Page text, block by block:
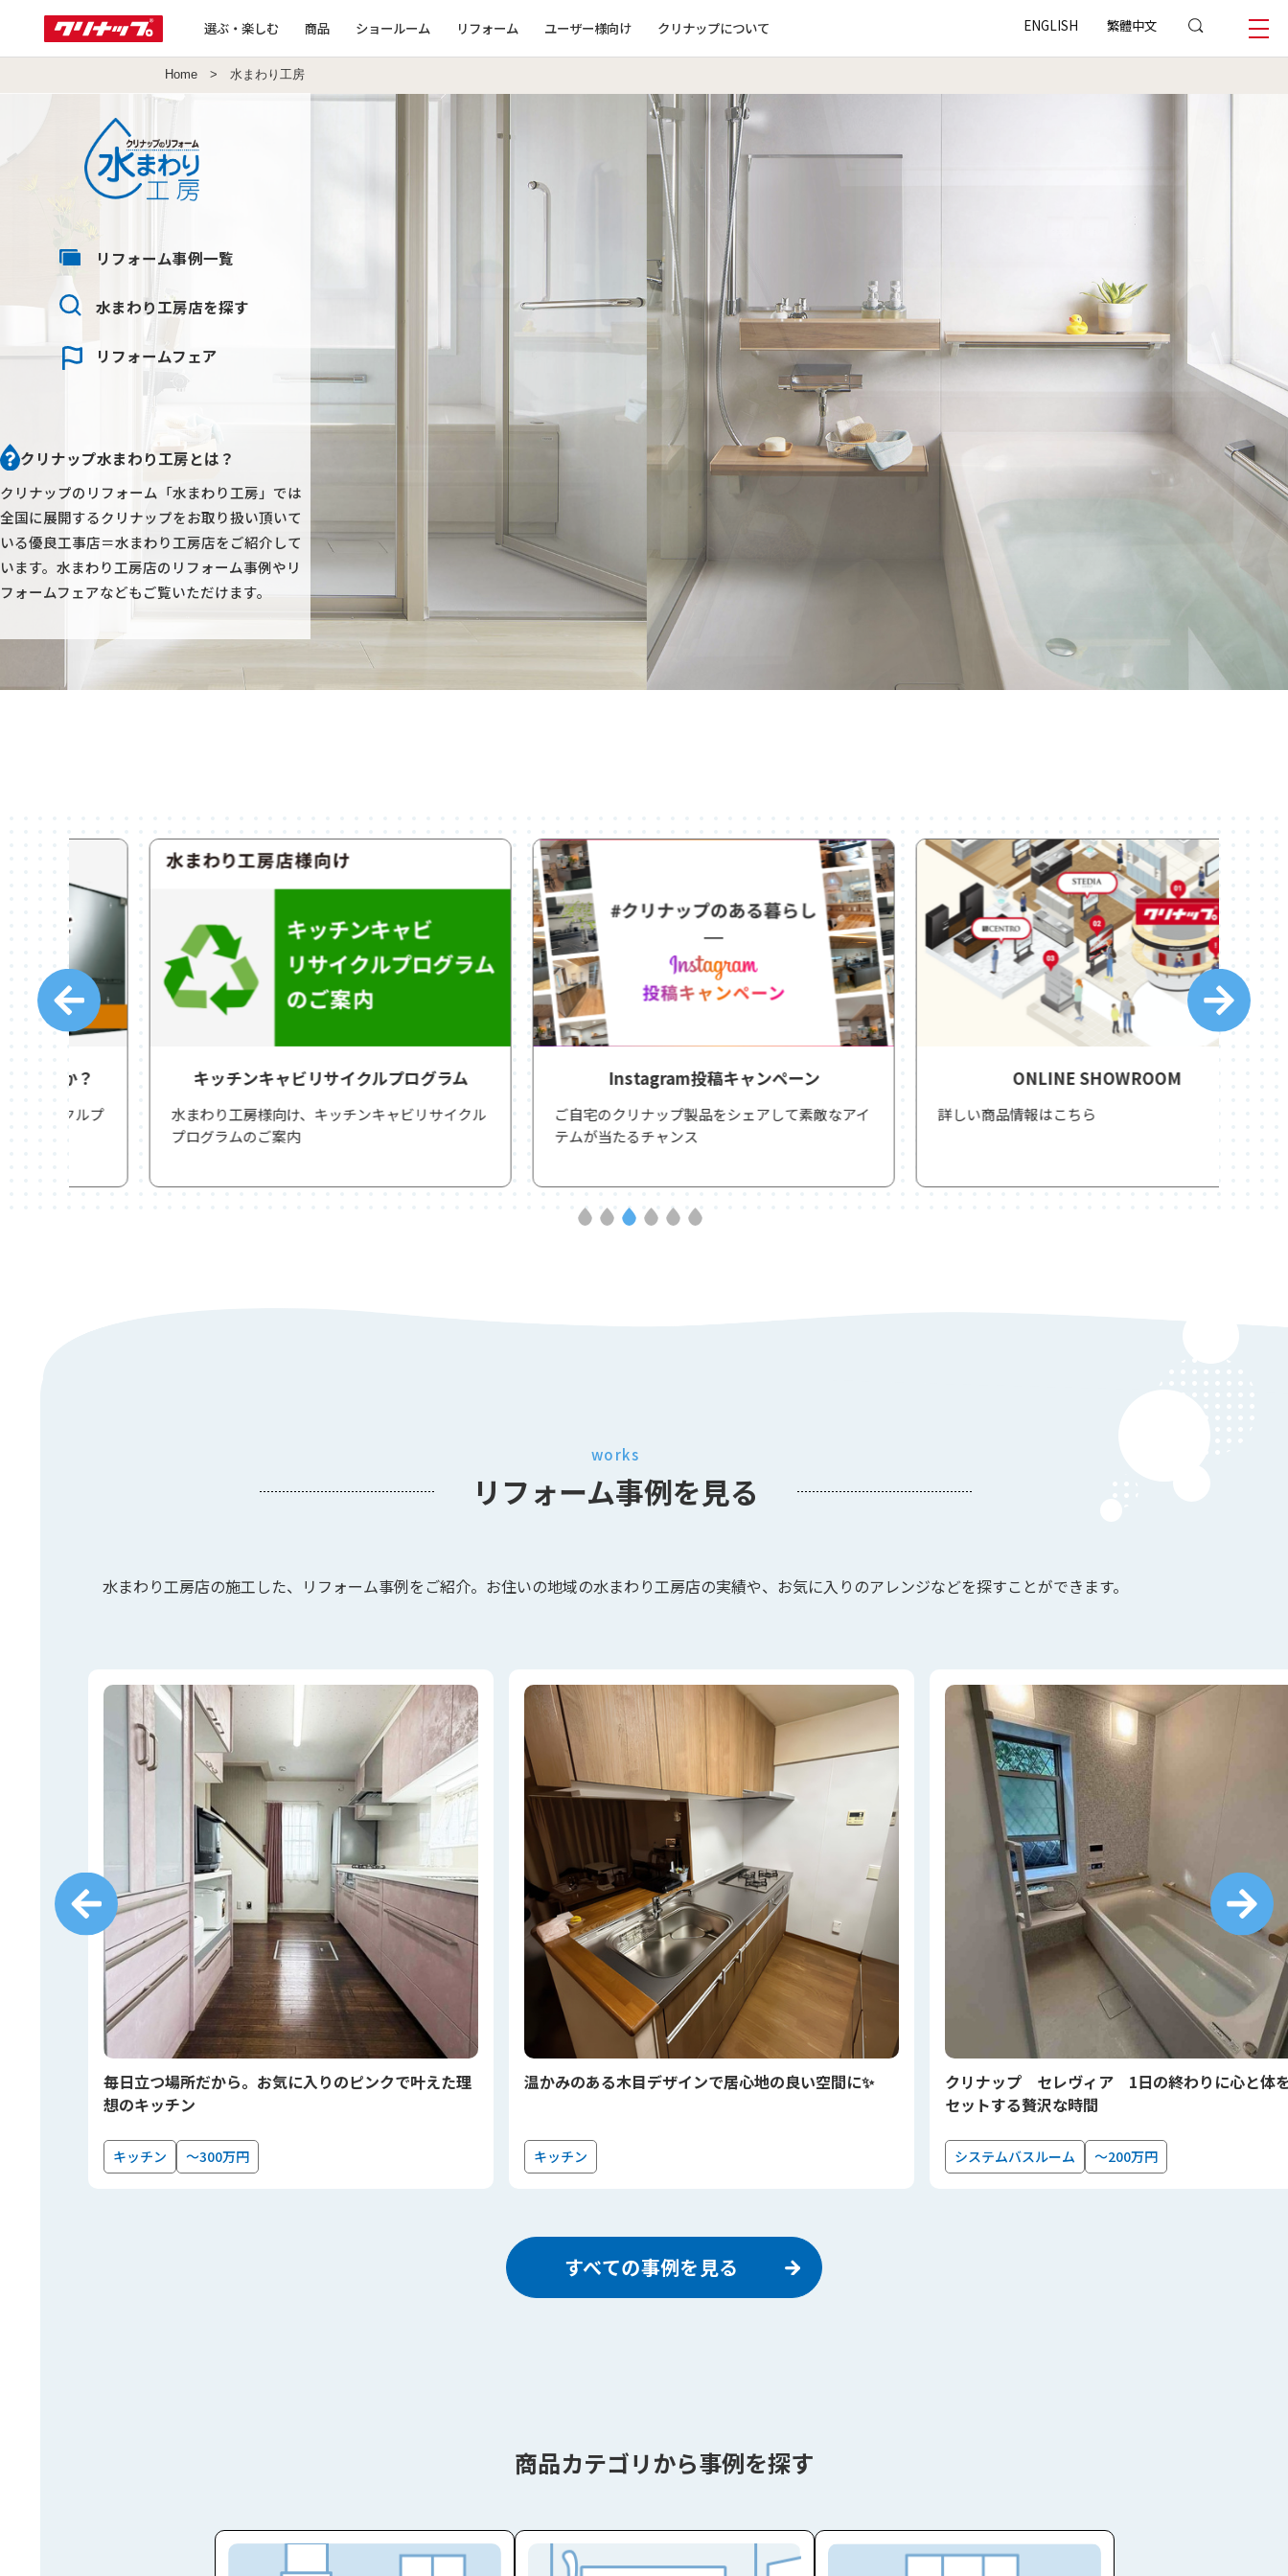
選ぶ・楽しむ 商品 ショールーム リフォーム ユーザー様向け クリナップについて ENGLISH 繁體中文
Home > 水まわり工房
リフォーム事例一覧
水まわり工房店を探す
リフォームフェア
クリナップ水まわり工房とは？
クリナップのリフォーム「水まわり工房」では
全国に展開するクリナップをお取り扱い頂いて
いる優良工事店＝水まわり工房店をご紹介して
います。 水まわり工房店のリフォーム事例やリ
フォームフェアなどもご覧いただけます。
キッチンキャビリサイクルプログラム
水まわり工房様向け、キッチンキャビリサイクル
プログラムのご案内
Instagram投稿キャンペーン
ご自宅のクリナップ製品をシェアして素敵なアイ
テムが当たるチャンス
ONLINE SHOWROOM
詳しい商品情報はこちら
works
リフォーム事例を見る
水まわり工房店の施工した、リフォーム事例をご紹介。お住いの地域の水まわり工房店の実績や、お気に入りのアレンジなどを探すことができます。
毎日立つ場所だから。お気に入りのピンクで叶えた理
想のキッチン
キッチン ～300万円
温かみのある木目デザインで居心地の良い空間に✨
キッチン
クリナップ セレヴィア 1日の終わりに心と体
セットする贅沢な時間
システムバスルーム ～200万円
すべての事例を見る
商品カテゴリから事例を探す